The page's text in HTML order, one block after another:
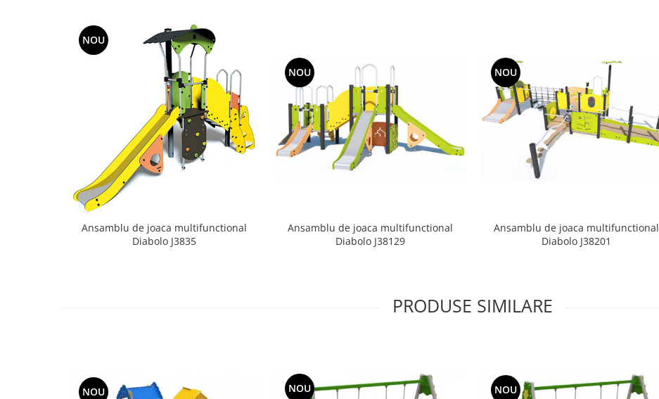
NOU
Ansamblu de joaca multifunctional
Diabolo J3835
NOU
Ansamblu de joaca multifunctional
Diabolo J38129
NOU
Ansamblu de joaca multifunctional
Diabolo J38201
PRODUSE SIMILARE
NOU NOU NOU